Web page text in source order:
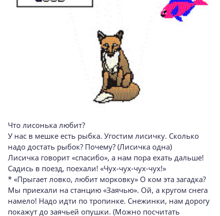
Что лисонька любит?
У нас в мешке есть рыбка. Угостим лисичку. Сколько
надо достать рыбок? Почему? (Лисичка одна)
Лисичка говорит «спасибо», а нам пора ехать дальше!
Садись в поезд, поехали! «Чух-чух-чух-чух!»
* «Прыгает ловко, любит морковку» О ком эта загадка?
Мы приехали на станцию «Заячью». Ой, а кругом снега
намело! Надо идти по тропинке. Снежинки, нам дорогу
покажут до заячьей опушки. (Можно посчитать